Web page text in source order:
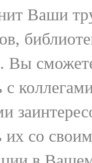
Ваши
Вы
их со